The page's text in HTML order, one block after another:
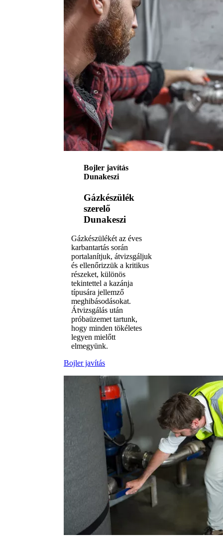
Bojler javítás
Dunakeszi
Gázkészülék
szerelő
Dunakeszi
Gázkészülékét az éves
karbantartás során
portalanítjuk, átvizsgáljuk
és ellenőrizzük a kritikus
részeket, különös
tekintettel a kazánja
típusára jellemző
meghibásodásokat.
Átvizsgálás után
próbaüzemet tartunk,
hogy minden tökéletes
legyen mielőtt
elmegyünk.
Bojler javítás